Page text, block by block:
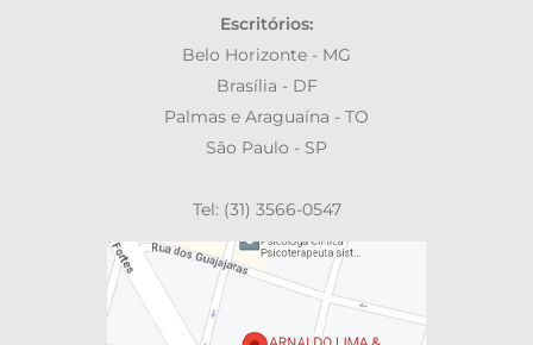
Escritórios:
Belo Horizonte - MG
Brasília - DF
Palmas e Araguaína - TO
São Paulo - SP
Tel: (31) 3566-0547